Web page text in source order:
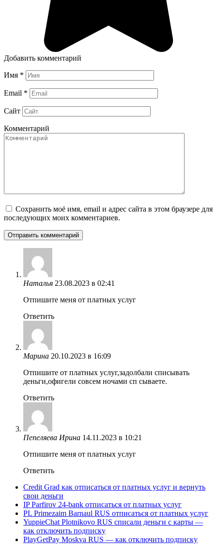
Добавить комментарий
Имя *
Email *
Сайт
Комментарий
Сохранить моё имя, email и адрес сайта в этом браузере для
последующих моих комментариев.
Наталья 23.08.2023 в 02:41
Отпишите меня от платных услуг
Ответить
Марина 20.10.2023 в 16:09
Отпишите от платных услуг,задолбали списывать
деньги,офигели совсем ночами сп сываете.
Ответить
Пепеляева Ирина 14.11.2023 в 10:21
Отпишите меня от платных услуг
Ответить
Credit Grad как отписаться от платных услуг и вернуть
свои деньги
IP Parfirov 24-bank отписаться от платных услуг
PL Primezaim Barnaul RUS отписаться от платных услуг
YuppieChat Plotnikovo RUS списали деньги с карты —
как отключить подписку
PlayGetPay Moskva RUS — как отключить подписку